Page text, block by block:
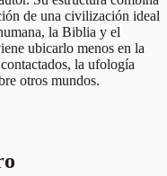
de una civilización ideal
la Biblia y el
ubicarlo menos en la
la ufología
otros mundos.